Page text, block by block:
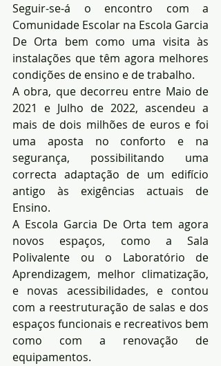
Seguir-se-á o encontro com a
Comunidade Escolar na Escola Garcia
De Orta bem como uma visita às
instalações que têm agora melhores
condições de ensino e de trabalho.
A obra, que decorreu entre Maio de
2021 e Julho de 2022, ascendeu a
mais de dois milhões de euros e foi
uma aposta no conforto e na
segurança, possibilitando uma
correcta adaptação de um edifício
antigo às exigências actuais de
Ensino.
A Escola Garcia De Orta tem agora
novos espaços, como a Sala
Polivalente ou o Laboratório de
Aprendizagem, melhor climatização,
e novas acessibilidades, e contou
com a reestruturação de salas e dos
espaços funcionais e recreativos bem
como com a renovação de
equipamentos.